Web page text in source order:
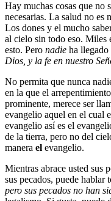
Hay muchas cosas que no
necesarias. La salud no es
Los dones y el mucho
al cielo sin todo eso. Miles
esto. Pero nadie ha
Dios, y la fe en nuestro
No permita que nunca
en la que el
prominente, merece ser
evangelio aquel en el cual
evangelio así es el
de la tierra, pero no del
manera el evangelio.
Mientras abrace usted sus
sus pecados, puede hablar
pero sus pecados no han